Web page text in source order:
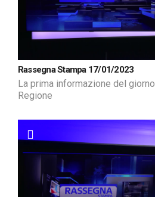
Rassegna Stampa 17/01/2023
La prima informazione del
Regione